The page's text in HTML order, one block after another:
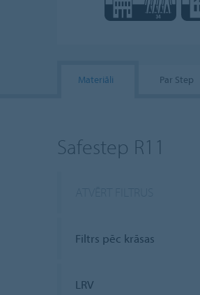
Materiāli Par Step
Safestep R11
Filtrs pēc krāsas
LRV